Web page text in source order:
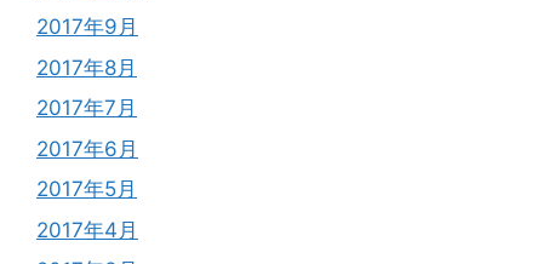
2017年9月
2017年8月
2017年7月
2017年6月
2017年5月
2017年4月